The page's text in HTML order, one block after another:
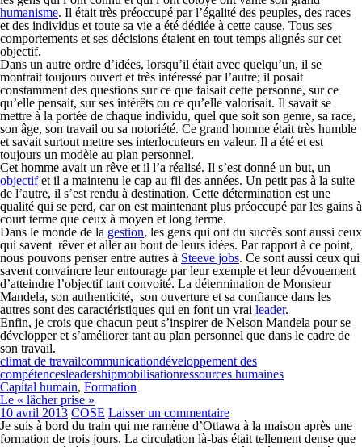
humanisme. Il était très préoccupé par l’égalité des peuples, des races
et des individus et toute sa vie a été dédiée à cette cause. Tous ses
comportements et ses décisions étaient en tout temps alignés sur cet
objectif.
Dans un autre ordre d’idées, lorsqu’il était avec quelqu’un, il se
montrait toujours ouvert et très intéressé par l’autre; il posait
constamment des questions sur ce que faisait cette personne, sur ce
qu’elle pensait, sur ses intérêts ou ce qu’elle valorisait. Il savait se
mettre à la portée de chaque individu, quel que soit son genre, sa race,
son âge, son travail ou sa notoriété. Ce grand homme était très humble
et savait surtout mettre ses interlocuteurs en valeur. Il a été et est
toujours un modèle au plan personnel.
Cet homme avait un rêve et il l’a réalisé. Il s’est donné un but, un
objectifet il a maintenu le cap au fil des années. Un petit pas à la suite
de l’autre, il s’est rendu à destination. Cette détermination est une
qualité qui se perd, car on est maintenant plus préoccupé par les gains à
court terme que ceux à moyen et long terme.
Dans le monde de la gestion, les gens qui ont du succès sont aussi ceux
qui savent rêver et aller au bout de leurs idées. Par rapport à ce point,
nous pouvons penser entre autres à Steeve jobs. Ce sont aussi ceux qui
savent convaincre leur entourage par leur exemple et leur dévouement
d’atteindre l’objectif tant convoité. La détermination de Monsieur
Mandela, son authenticité, son ouverture et sa confiance dans les
autres sont des caractéristiques qui en font un vrai leader.
Enfin, je crois que chacun peut s’inspirer de Nelson Mandela pour se
développer et s’améliorer tant au plan personnel que dans le cadre de
son travail.
climat de travailcommunicationdéveloppement des
compétencesleadershipmobilisationressources humaines
Capital humain, Formation
Le « lâcher prise »
10 avril 2013 COSE Laisser un commentaire
Je suis à bord du train qui me ramène d’Ottawa à la maison après une
formation de trois jours. La circulation là-bas était tellement dense que